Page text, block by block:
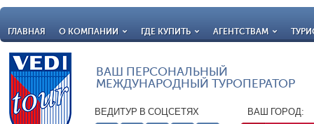
ГЛАВНАЯ О КОМПАНИИ ГДЕ КУПИТЬ АГЕНТСТВАМ
ВАШ ПЕРСОНАЛЬНЫЙ
МЕЖДУНАРОДНЫЙ ТУРОПЕРАТОР
ВЕДИТУР В СОЦСЕТЯХ ВАШ ГОРОД: